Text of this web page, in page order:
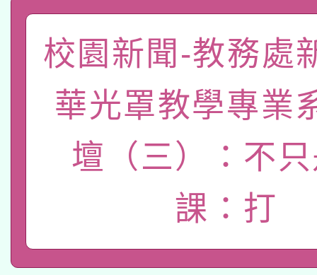
「數位內容與教學軟
pilot」
有關大陸委員會函釋公
薪期間赴陸應申請許可
轉知經濟部水利署委託
業技術研究院辦理「
115年8月22日(星期六
桃園市孔廟祈福系列
開 智慧啟航」
2026年桃園地景藝術
本校115學年度第2次
招甄選結果公告(無人
適應運動共學行動站研
校園新聞-教務處
華光罩教學專業
壇（三）：不
課：打